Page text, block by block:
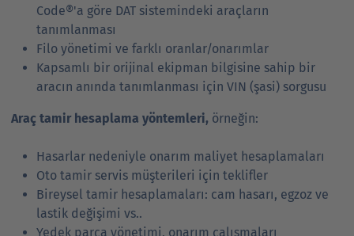
Code®'a göre DAT sistemindeki araçların
tanımlanması
Filo yönetimi ve farklı oranlar/onarımlar
Kapsamlı bir orijinal ekipman bilgisine sahip bir
aracın anında tanımlanması için VIN (şasi) sorgusu
Araç tamir hesaplama yöntemleri, örneğin:
Hasarlar nedeniyle onarım maliyet hesaplamaları
Oto tamir servis müşterileri için teklifler
Bireysel tamir hesaplamaları: cam hasarı, egzoz ve
lastik değişimi vs..
Yedek parça yönetimi, onarım çalışmaları